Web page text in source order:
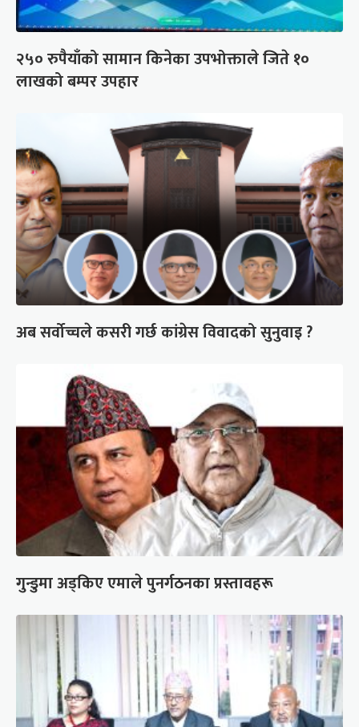
२५० रुपैयाँको सामान किनेका उपभोक्ताले जिते १०
लाखको बम्पर उपहार
अब सर्वोच्चले कसरी गर्छ कांग्रेस विवादको सुनुवाइ ?
गुन्डुमा अड्किए एमाले पुनर्गठनका प्रस्तावहरू